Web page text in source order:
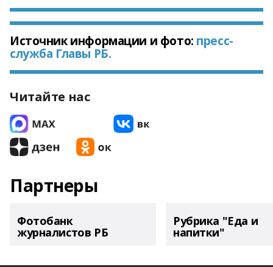
Источник информации и фото: пресс-
служба Главы РБ.
Читайте нас
Партнеры
Фотобанк
журналистов РБ
Рубрика "Еда и
напитки"